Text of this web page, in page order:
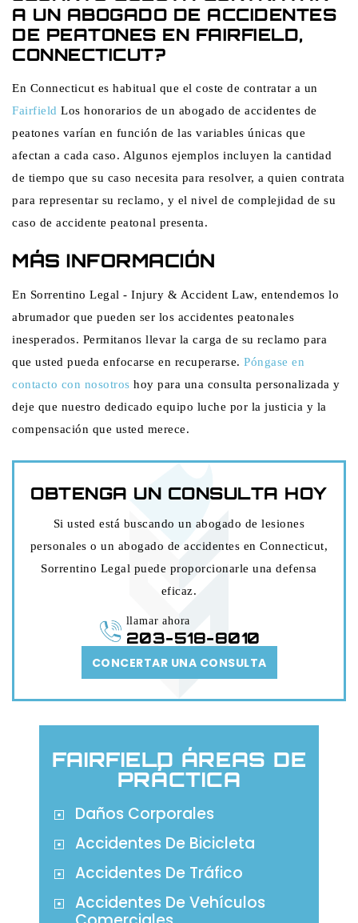
A UN ABOGADO DE ACCIDENTES
DE PEATONES EN FAIRFIELD,
CONNECTICUT?
En Connecticut es habitual que el coste de contratar a un
Fairfield Los honorarios de un abogado de accidentes de
peatones varían en función de las variables únicas que
afectan a cada caso. Algunos ejemplos incluyen la cantidad
de tiempo que su caso necesita para resolver, a quien contrata
para representar su reclamo, y el nivel de complejidad de su
caso de accidente peatonal presenta.
MÁS INFORMACIÓN
En Sorrentino Legal - Injury & Accident Law, entendemos lo
abrumador que pueden ser los accidentes peatonales
inesperados. Permitanos llevar la carga de su reclamo para
que usted pueda enfocarse en recuperarse. Póngase en
contacto con nosotros hoy para una consulta personalizada y
deje que nuestro dedicado equipo luche por la justicia y la
compensación que usted merece.
OBTENGA UN CONSULTA HOY
Si usted está buscando un abogado de lesiones
personales o un abogado de accidentes en Connecticut,
Sorrentino Legal puede proporcionarle una defensa
eficaz.
CONCERTAR UNA CONSULTA
llamar ahora
203-518-8010
FAIRFIELD ÁREAS DE
PRÁCTICA
Daños Corporales
Accidentes De Bicicleta
Accidentes De Tráfico
Accidentes De Vehículos